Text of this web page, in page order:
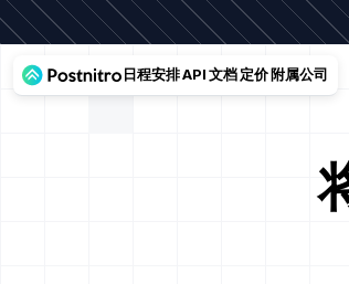
日程安排API文档定价附属公司